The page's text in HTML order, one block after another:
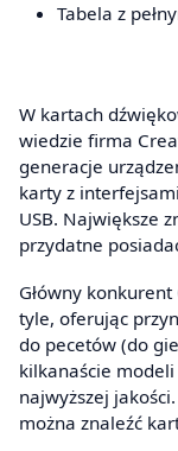
Tabela z
W kartach
wiedzie firma
generacje
karty z
USB. Największe
przydatne
Główny
tyle, oferując
do pecetów (do
kilkanaście
najwyższej
można znaleźć